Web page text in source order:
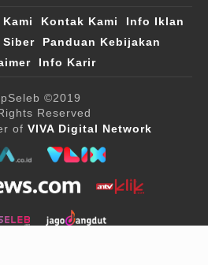
Kontak Kami
Info Iklan
Siber
Panduan Kebijakan
Info Karir
©2019
Reserved
of VIVA Digital Network